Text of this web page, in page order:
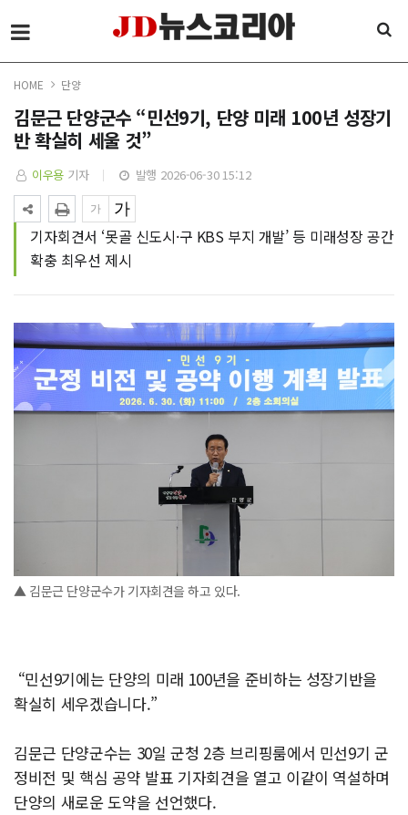
HOME 단양
김문근 단양군수 “민선9기, 단양 미래 100년 성장기
반 확실히 세울 것”
이우용 기자 발행 2026-06-30 15:12
기자회견서 ‘못골 신도시·구 KBS 부지 개발’ 등 미래성장 공간
확충 최우선 제시
▲ 김문근 단양군수가 기자회견을 하고 있다.
“민선9기에는 단양의 미래 100년을 준비하는 성장기반을
확실히 세우겠습니다.”
김문근 단양군수는 30일 군청 2층 브리핑룸에서 민선9기 군
정비전 및 핵심 공약 발표 기자회견을 열고 이같이 역설하며
단양의 새로운 도약을 선언했다.